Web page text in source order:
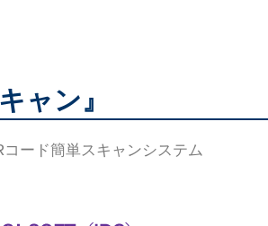
ャン』
ード簡単スキャンシステム